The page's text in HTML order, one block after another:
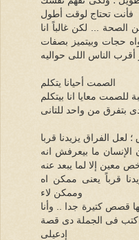
فأنت تحتاج لوقت أطول
الصحة ... لكن غالباً انا
حجات وبيتميز بصفات
الصمت أحيانا يتكلم
للصمت معايا انا بيتكلم
؛ لعل الفراق يزيدنا قربا
الإنسان ما بيعرفش انه
قرباً يعنى ممكن اه
وممكن لاء
قصص كتيرة جدا .. وأنا
إدعيلى